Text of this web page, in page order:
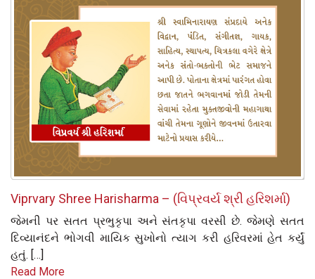
Viprvary Shree Harisharma – (વિપ્રવર્ય શ્રી હરિશર્મા)
જેમની પર સતત પ્રભુકૃપા અને સંતકૃપા વરસી છે. જેમણે સતત
દિવ્યાનંદને ભોગવી માયિક સુખોનો ત્યાગ કરી હરિવરમાં હેત કર્યું
હતું. […]
Read More